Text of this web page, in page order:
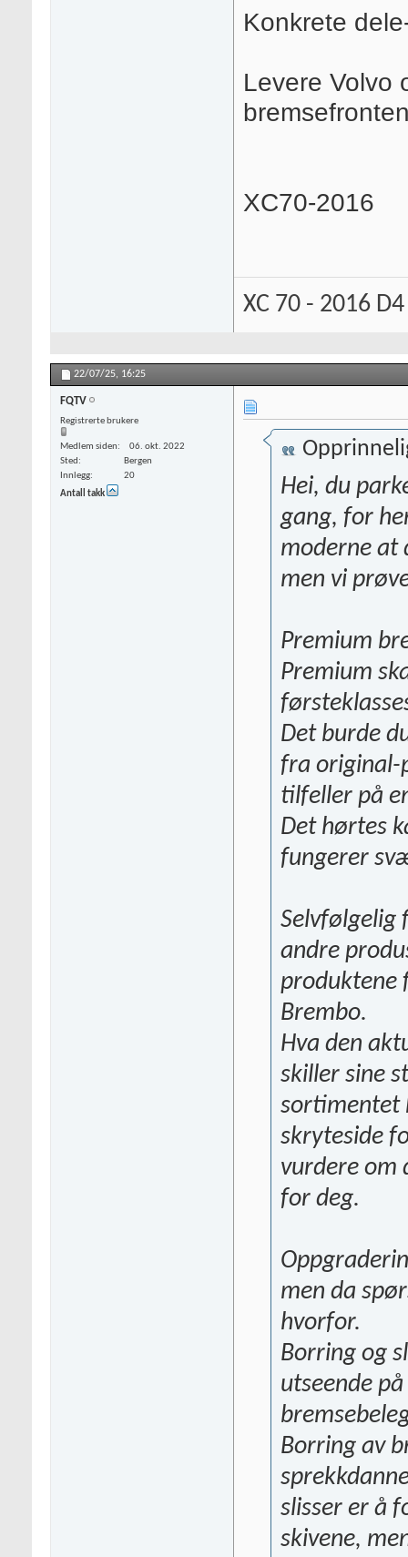
Konkrete
Levere Volvo
XC70-2016
XC 70 - 2016
22/07/25, 16:25
FQTV
Registrerte brukere
Medlem siden
06. okt. 2022
Sted
Bergen
Innlegg
20
Antall takk
Hei, du
gang, for
moderne at
men vi
Premium
Premium
Det burde
fra original-
tilfeller på
Det hørtes
fungerer
Selvfølgelig
andre
produktene
Brembo.
Hva den
skiller sine
sortimentet
skryteside
vurdere om
for deg.
men da
hvorfor.
Borring og
utseende
Borring av
slisser er å
skivene,